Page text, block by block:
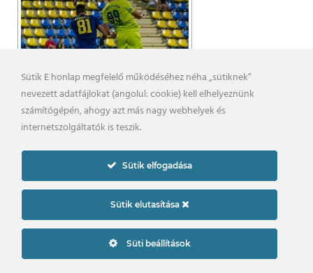
Sütik E honlap megfelelő működéséhez néha „sütiknek”
nevezett adatfájlokat (angolul: cookie) kell elhelyeznünk
számítógépén, ahogy azt más nagy webhelyek és
internetszolgáltatók is teszik.
Sütik elfogadása
Sütik elutasítása
Süti beállítások